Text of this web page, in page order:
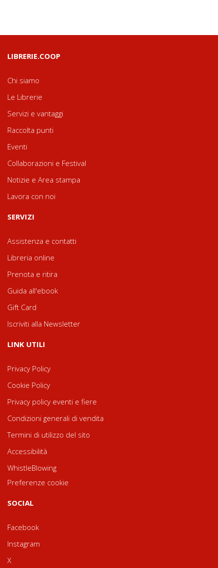
LIBRERIE.COOP
Chi siamo
Le Librerie
Servizi e vantaggi
Raccolta punti
Eventi
Collaborazioni e Festival
Notizie e Area stampa
Lavora con noi
SERVIZI
Assistenza e contatti
Libreria online
Prenota e ritira
Guida all'ebook
Gift Card
Iscriviti alla Newsletter
LINK UTILI
Privacy Policy
Cookie Policy
Privacy policy eventi e fiere
Condizioni generali di vendita
Termini di utilizzo del sito
Accessibilità
WhistleBlowing
Preferenze cookie
SOCIAL
Facebook
Instagram
X